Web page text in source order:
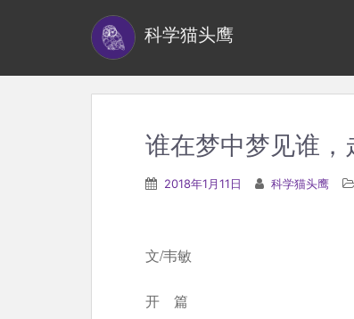
科学猫头鹰
谁在梦中梦见谁，
2018年1月11日 科学猫头鹰
文/韦敏
开 篇